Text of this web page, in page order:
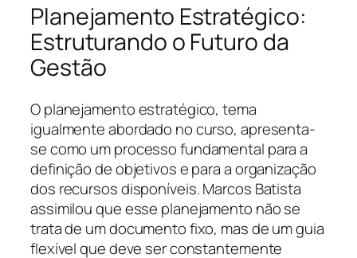
Planejamento Estratégico:
Estruturando o Futuro da
Gestão
O planejamento estratégico, tema
igualmente abordado no curso, apresenta-
se como um processo fundamental para a
definição de objetivos e para a organização
dos recursos disponíveis. Marcos Batista
assimilou que esse planejamento não se
trata de um documento fixo, mas de um guia
flexível que deve ser constantemente